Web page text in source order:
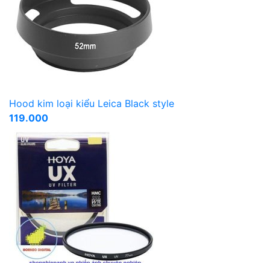
Hood kim loại kiểu Leica Black style
119.000